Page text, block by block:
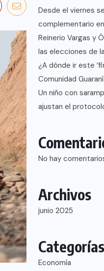
Desde el viernes
complementario
Reinerio Vargas y
las elecciones de
¿A dónde ir este
Comunidad
Un niño con
ajustan el
No hay
Archivos
junio 2025
Categorías
Economía